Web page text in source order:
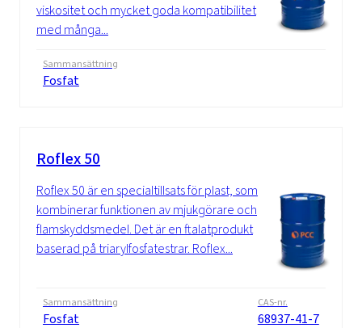
viskositet och mycket goda kompatibilitet
med många...
Sammansättning
Fosfat
Roflex 50
Roflex 50 är en specialtillsats för plast, som
kombinerar funktionen av mjukgörare och
flamskyddsmedel. Det är en ftalatprodukt
baserad på triarylfosfatestrar. Roflex...
Sammansättning
Fosfat
CAS-nr.
68937-41-7